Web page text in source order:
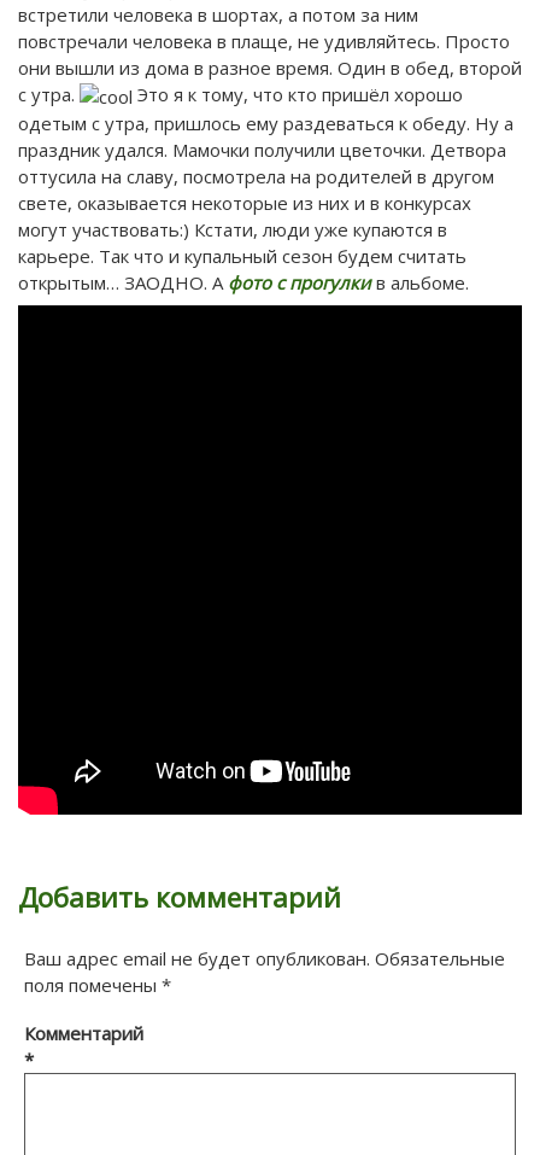
встретили человека в шортах, а потом за ним
повстречали человека в плаще, не удивляйтесь. Просто
они вышли из дома в разное время. Один в обед, второй
с утра.
Это я к тому, что кто пришёл хорошо
одетым с утра, пришлось ему раздеваться к обеду. Ну а
праздник удался. Мамочки получили цветочки. Детвора
оттусила на славу, посмотрела на родителей в другом
свете, оказывается некоторые из них и в конкурсах
могут участвовать:) Кстати, люди уже купаются в
карьере. Так что и купальный сезон будем считать
открытым… ЗАОДНО. Афото с прогулкив альбоме.
Добавить комментарий
Ваш адрес email не будет опубликован. Обязательные
поля помечены *
Комментарий
*